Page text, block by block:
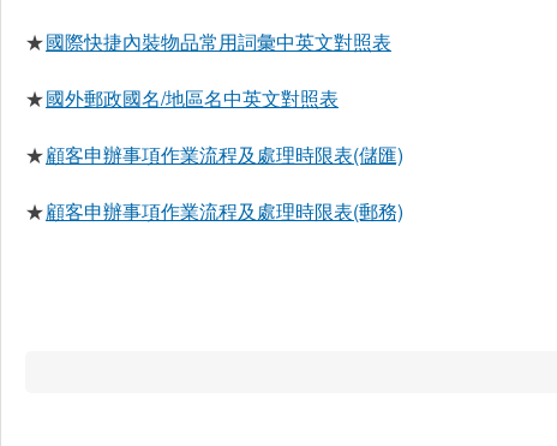
★國際快捷內裝物品常用詞彙中英文對照表
★國外郵政國名/地區名中英文對照表
★顧客申辦事項作業流程及處理時限表(儲匯)
★顧客申辦事項作業流程及處理時限表(郵務)